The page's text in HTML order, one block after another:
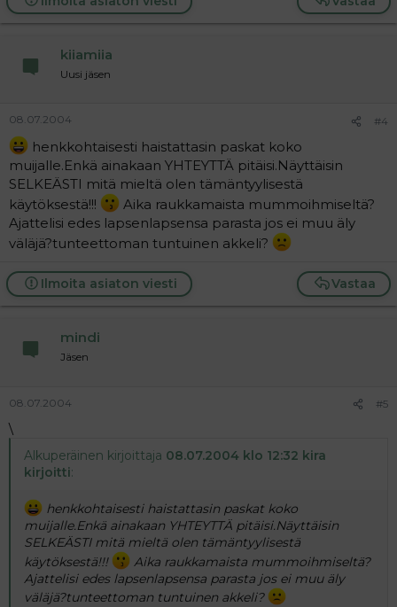
kiiamiia
Uusi jäsen
08.07.2004 #4
henkkohtaisesti haistattasin paskat koko
muijalle.Enkä ainakaan YHTEYTTÄ pitäisi.Näyttäisin
SELKEÄSTI mitä mieltä olen tämäntyylisestä
käytöksestä!!!
Aika raukkamaista mummoihmiseltä?
Ajattelisi edes lapsenlapsensa parasta jos ei muu äly
väläjä?tunteettoman tuntuinen akkeli?
Vastaa
Ilmoita asiaton viesti
mindi
Jäsen
08.07.2004 #5
\
Alkuperäinen kirjoittaja 08.07.2004 klo 12:32 kira
kirjoitti:
henkkohtaisesti haistattasin paskat koko
muijalle.Enkä ainakaan YHTEYTTÄ pitäisi.Näyttäisin
SELKEÄSTI mitä mieltä olen tämäntyylisestä
käytöksestä!!!
Aika raukkamaista mummoihmiseltä?
Ajattelisi edes lapsenlapsensa parasta jos ei muu äly
väläjä?tunteettoman tuntuinen akkeli?